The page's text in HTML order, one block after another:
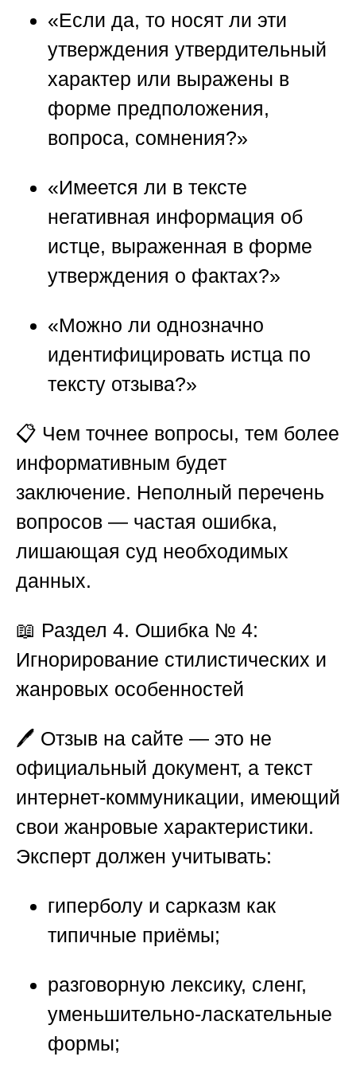
«Если да, то носят ли эти
утверждения утвердительный
характер или выражены в
форме предположения,
вопроса, сомнения?»
«Имеется ли в тексте
негативная информация об
истце, выраженная в форме
утверждения о фактах?»
«Можно ли однозначно
идентифицировать истца по
тексту отзыва?»
📋 Чем точнее вопросы, тем более
информативным будет
заключение. Неполный перечень
вопросов — частая ошибка,
лишающая суд необходимых
данных.
📖 Раздел 4. Ошибка № 4:
Игнорирование стилистических и
жанровых особенностей
🖊️ Отзыв на сайте — это не
официальный документ, а текст
интернет-коммуникации, имеющий
свои жанровые характеристики.
Эксперт должен учитывать:
гиперболу и сарказм как
типичные приёмы;
разговорную лексику, сленг,
уменьшительно-ласкательные
формы;